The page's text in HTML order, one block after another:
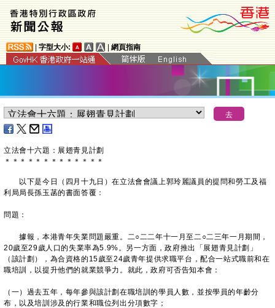
字型大小: 網頁指南
立法會十六題：展翅青見計劃
＊ ＊ ＊ ＊ ＊ ＊ ＊ ＊ ＊ ＊ ＊ ＊ ＊
以下是今日（四月十九日）在立法會會議上郭玲麗議員的提問和勞工及福
利局局長孫玉菡的書面答覆：
問題：
據報，本港青年失業問題嚴重。二○二二年十一月至二○二三年一月期間，
20歲至29歲人口的失業率為5.9%。另一方面，政府推出「展翅青見計劃」
（該計劃），為合資格的15歲至24歲青年提供求職平台，配合一站式職前和在
職培訓，以提升他們的就業競爭力。就此，政府可否告知本會：
（一）過去五年，每年參與該計劃在職培訓的學員人數，並按學員的年齡分
布，以及培訓涉及的行業和職位列出分項數字；